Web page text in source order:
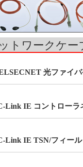
トワークケー
光ファイ
Link IE コントローラ
Link IE TSN/フィー